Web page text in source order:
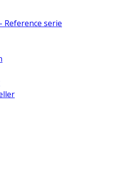
Reference serie